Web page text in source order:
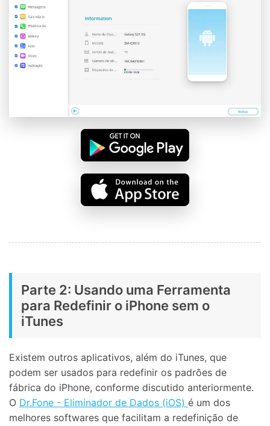
Parte 2: Usando uma Ferramenta
para Redefinir o iPhone sem o
iTunes
Existem outros aplicativos, além do iTunes, que
podem ser usados para redefinir os padrões de
fábrica do iPhone, conforme discutido anteriormente.
O Dr.Fone - Eliminador de Dados (iOS) é um dos
melhores softwares que facilitam a redefinição de